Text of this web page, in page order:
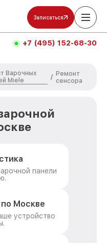
Записаться
+7 (495) 152-68-30
Варочных
Miele
/ Ремонт
сенсора
панели
Москве
устройство